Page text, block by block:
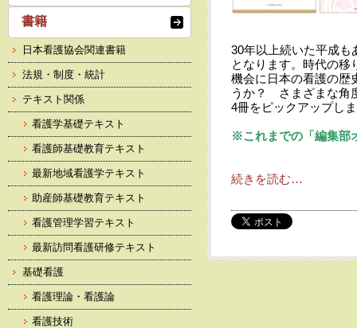
30年以上続いた平成も
となります。時代の移
機会に日本の看護の歴
うか？ さまざまな角
4冊をピックアップし
※これまでの「編集部
続きを読む…
書籍
日本看護協会関連書籍
法規・制度・統計
テキスト関係
看護学基礎テキスト
看護師基礎教育テキスト
最新地域看護学テキスト
助産師基礎教育テキスト
看護管理学習テキスト
最新訪問看護研修テキスト
基礎看護
看護理論・看護論
看護技術